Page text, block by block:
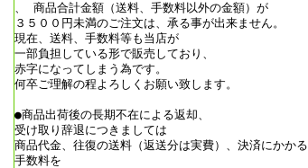
、 商品合計金額（送料、手数料以外の金額）が
３５００円未満のご注文は、承る事が出来ません。
現在、送料、手数料等も当店が
一部負担している形で販売しており、
赤字になってしまう為です。
何卒ご理解の程よろしくお願い致します。
●商品出荷後の長期不在による返却、
受け取り辞退につきましては
商品代金、往復の送料（返送分は実費）、決済にかかる
手数料を